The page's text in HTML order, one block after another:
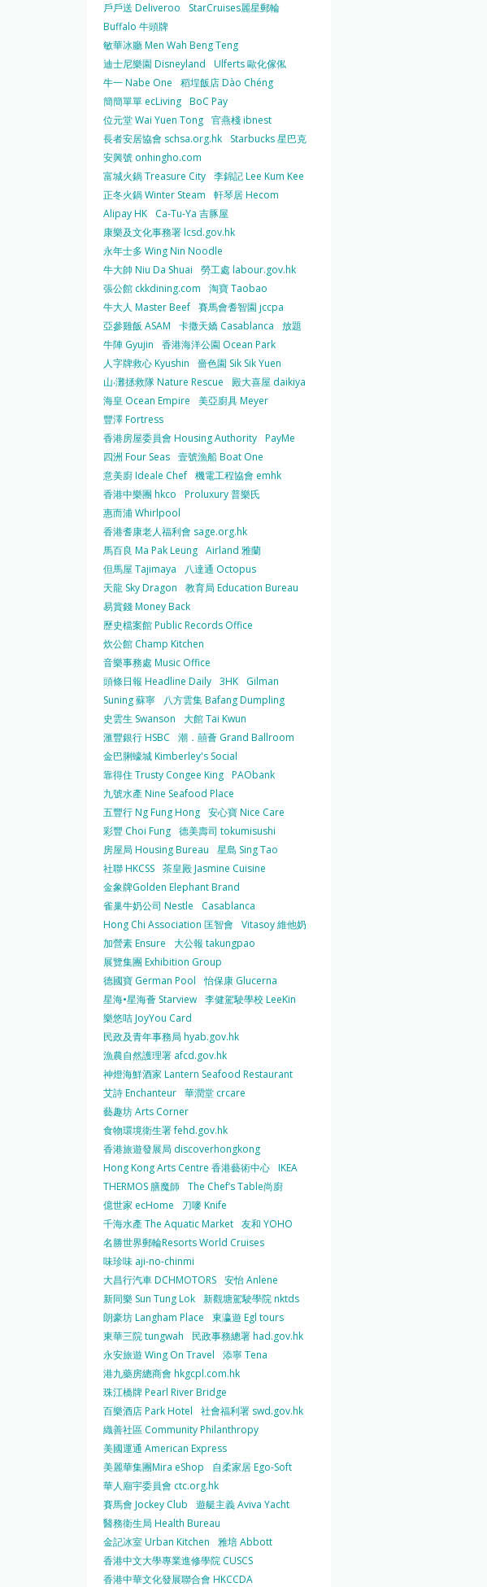
戶戶送 Deliveroo
StarCruises麗星郵輪
Buffalo 牛頭牌
敏華冰廳 Men Wah Beng Teng
迪士尼樂園 Disneyland
Ulferts 歐化傢俬
牛一 Nabe One
稻埕飯店 Dào Chéng
簡簡單單 ecLiving BoC Pay
位元堂 Wai Yuen Tong 官燕棧 ibnest
長者安居協會 schsa.org.hk
Starbucks 星巴克
安興號 onhingho.com
富城火鍋 Treasure City 李錦記 Lee Kum Kee
正冬火鍋 Winter Steam
軒琴居 Hecom
Alipay HK
Ca-Tu-Ya 吉豚屋
康樂及文化事務署 lcsd.gov.hk
永年士多 Wing Nin Noodle
牛大帥 Niu Da Shuai
勞工處 labour.gov.hk
張公館 ckkdining.com
淘寶 Taobao
牛大人 Master Beef 賽馬會耆智園 jccpa
亞參雞飯 ASAM
卡撒天嬌 Casablanca
放題
牛陣 Gyujin
香港海洋公園 Ocean Park
人字牌救心 Kyushin
嗇色園 Sik Sik Yuen
山‧灘拯救隊 Nature Rescue
殿大喜屋 daikiya
海皇 Ocean Empire
美亞廚具 Meyer
豐澤 Fortress
香港房屋委員會 Housing Authority PayMe
四洲 Four Seas 壹號漁船 Boat One
意美廚 Ideale Chef 機電工程協會 emhk
香港中樂團 hkco
Proluxury 普樂氏
惠而浦 Whirlpool
香港耆康老人福利會 sage.org.hk
馬百良 Ma Pak Leung Airland 雅蘭
但馬屋 Tajimaya
八達通 Octopus
天龍 Sky Dragon
教育局 Education Bureau
易賞錢 Money Back
歷史檔案館 Public Records Office
炊公館 Champ Kitchen
音樂事務處 Music Office
頭條日報 Headline Daily 3HK
Gilman
Suning 蘇寧
八方雲集 Bafang Dumpling
史雲生 Swanson
大館 Tai Kwun
滙豐銀行 HSBC
潮．囍薈 Grand Ballroom
金巴脷蠔城 Kimberley's Social
靠得住 Trusty Congee King PAObank
九號水產 Nine Seafood Place
五豐行 Ng Fung Hong 安心寶 Nice Care
彩豐 Choi Fung 德美壽司 tokumisushi
房屋局 Housing Bureau
星島 Sing Tao
社聯 HKCSS 茶皇殿 Jasmine Cuisine
金象牌Golden Elephant Brand
雀巢牛奶公司 Nestle
Casablanca
Hong Chi Association 匡智會
Vitasoy 維他奶
加營素 Ensure
大公報 takungpao
展覽集團 Exhibition Group
德國寶 German Pool
怡保康 Glucerna
星海•星海薈 Starview 李健駕駛學校 LeeKin
樂悠咭 JoyYou Card
民政及青年事務局 hyab.gov.hk
漁農自然護理署 afcd.gov.hk
神燈海鮮酒家 Lantern Seafood Restaurant
艾詩 Enchanteur 華潤堂 crcare
藝趣坊 Arts Corner
食物環境衛生署 fehd.gov.hk
香港旅遊發展局 discoverhongkong
Hong Kong Arts Centre 香港藝術中心 IKEA
THERMOS 膳魔師 The Chef’s Table尚廚
億世家 ecHome
刀嘜 Knife
千海水產 The Aquatic Market 友和 YOHO
名勝世界郵輪Resorts World Cruises
味珍味 aji-no-chinmi
大昌行汽車 DCHMOTORS 安怡 Anlene
新同樂 Sun Tung Lok 新觀塘駕駛學院 nktds
朗豪坊 Langham Place
東瀛遊 Egl tours
東華三院 tungwah
民政事務總署 had.gov.hk
永安旅遊 Wing On Travel
添寧 Tena
港九藥房總商會 hkgcpl.com.hk
珠江橋牌 Pearl River Bridge
百樂酒店 Park Hotel
社會福利署 swd.gov.hk
織善社區 Community Philanthropy
美國運通 American Express
美麗華集團Mira eShop
自柔家居 Ego-Soft
華人廟宇委員會 ctc.org.hk
賽馬會 Jockey Club
遊艇主義 Aviva Yacht
醫務衛生局 Health Bureau
金記冰室 Urban Kitchen
雅培 Abbott
香港中文大學專業進修學院 CUSCS
香港中華文化發展聯合會 HKCCDA